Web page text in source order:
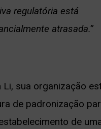
regulatória está
atrasada.”
sua organização
de padronização
de